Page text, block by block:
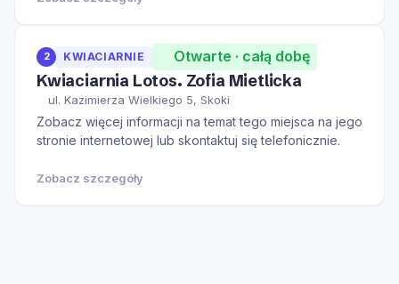
2 KWIACIARNIE Otwarte · całą dobę
Kwiaciarnia Lotos. Zofia Mietlicka
ul. Kazimierza Wielkiego 5, Skoki
Zobacz więcej informacji na temat tego miejsca na jego
stronie internetowej lub skontaktuj się telefonicznie.
Zobacz szczegóły